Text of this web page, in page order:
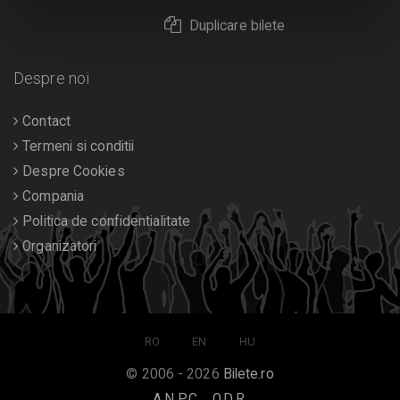
Duplicare bilete
Despre noi
Contact
Termeni si conditii
Despre Cookies
Compania
Politica de confidentialitate
Organizatori
RO EN HU
© 2006 - 2026 Bilete.ro